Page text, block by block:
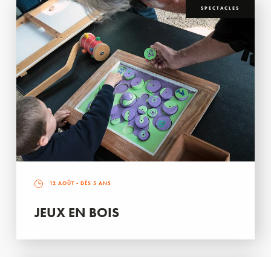
SPECTACLES
12 AOÛT - DÈS 5 ANS
JEUX EN BOIS